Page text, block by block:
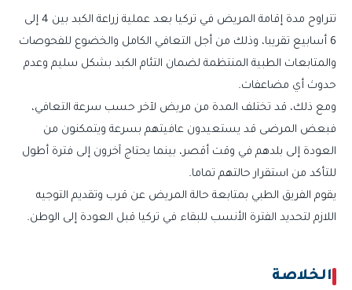
تتراوح مدة إقامة المريض في تركيا بعد عملية زراعة الكبد بين 4 إلى
6 أسابيع تقريبا، وذلك من أجل التعافي الكامل والخضوع للفحوصات
والمتابعات الطبية المنتظمة لضمان التئام الكبد بشكل سليم وعدم
حدوث أي مضاعفات.
ومع ذلك، قد تختلف المدة من مريض لآخر حسب سرعة التعافي،
فبعض المرضى قد يستعيدون عافيتهم بسرعة ويتمكنون من
العودة إلى بلدهم في وقت أقصر، بينما يحتاج آخرون إلى فترة أطول
للتأكد من استقرار حالتهم تماما.
يقوم الفريق الطبي بمتابعة حالة المريض عن قرب وتقديم التوجيه
اللازم لتحديد الفترة الأنسب للبقاء في تركيا قبل العودة إلى الوطن.
الخلاصة